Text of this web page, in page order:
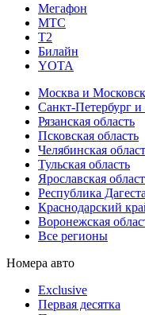
Мегафон
МТС
Т2
Билайн
YOTA
Москва и
Санкт-Петербург и
Рязанская область
Псковская область
Челябинская
Тульская область
Ярославская
Республика
Краснодарский
Воронежская
Все регионы
Номера авто
Exclusive
Первая десятка